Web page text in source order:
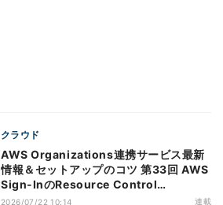
クラウド
AWS Organizations連携サービス最新
情報＆セットアップのコツ 第33回 AWS
Sign-InのResource Control
Policy（RCP）対応のメリットと注意点
2026/07/22 10:14 連載